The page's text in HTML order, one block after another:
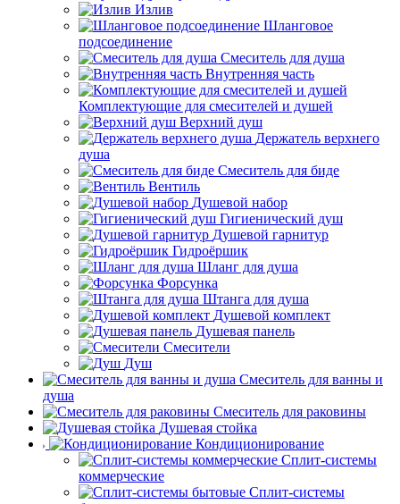
Излив
Шланговое
подсоединение
Смеситель для душа
Внутренняя часть
Комплектующие для смесителей и душей
Верхний душ
Держатель верхнего
душа
Смеситель для биде
Вентиль
Душевой набор
Гигиенический душ
Душевой гарнитур
Гидроёршик
Шланг для душа
Форсунка
Штанга для душа
Душевой комплект
Душевая панель
Смесители
Душ
Смеситель для ванны и
душа
Смеситель для раковины
Душевая стойка
Кондиционирование
Сплит-системы
коммерческие
Сплит-системы